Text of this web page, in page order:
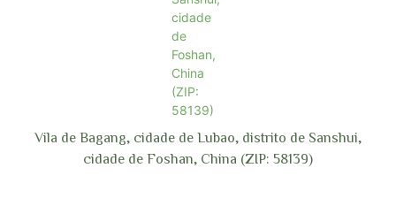
Vila de Bagang, cidade de Lubao, distrito de Sanshui,
cidade de Foshan, China (ZIP: 58139)